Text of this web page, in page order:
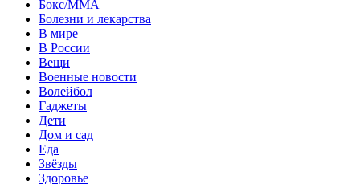
Бокс/MMA
Болезни и лекарства
В мире
В России
Вещи
Военные новости
Волейбол
Гаджеты
Дети
Дом и сад
Еда
Звёзды
Здоровье